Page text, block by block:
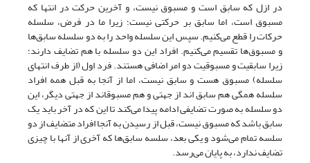
در ازل که سابق است و مسبوق نیست، و آخرین حرکت در انتها که
مسبوق است، اما سابق بر حرکتی نیست؛ زیرا ما در فرض، سلسله
حرکات را قطع می‌کنیم. سپس این سلسله واحد را به دو سلسله سابق‌ها
و مسبوق‌ها تقسیم می‌کنیم. افراد این دو سلسله با هم تضایف دارند؛
زیرا سابقیت و مسبوقیت دو امر اضافی هستند. فرد اول (از طرف انتهای
سلسله) مسبوق هست و سابق نیست، اما از آنجا به قبل همه افراد
سلسله همگی هم سابق اند از جهتی و هم مسبوق‏اند از جهتی دیگر، این
دو سلسله به صورت تضایفی ادامه پیدا می‌کند تا این که در آخر باید یک
سابق باشد که مسبوق نیست، قبل از رسیدن به آنجا افراد متضایف از دو
سلسه تمام می‌شود و یکی بعد، سلسه سابق‌ها که آخری از آنها با چیزی
تضایف ندارد، به پایان می‌رسد.